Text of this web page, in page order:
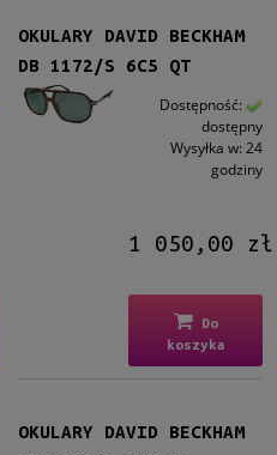
OKULARY DAVID BECKHAM
DB 1172/S 6C5 QT
Dostępność:
dostępny
Wysyłka w: 24
godziny
1 050,00 zł
Do
koszyka
OKULARY DAVID BECKHAM